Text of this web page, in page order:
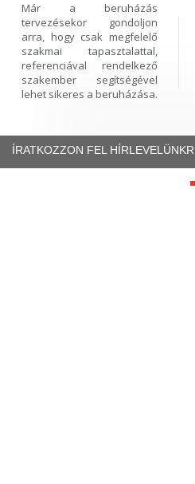
Már a beruházás
tervezésekor gondoljon
arra, hogy csak megfelelő
szakmai tapasztalattal,
referenciával rendelkező
szakember segítségével
lehet sikeres a beruházása.
ÍRATKOZZON FEL